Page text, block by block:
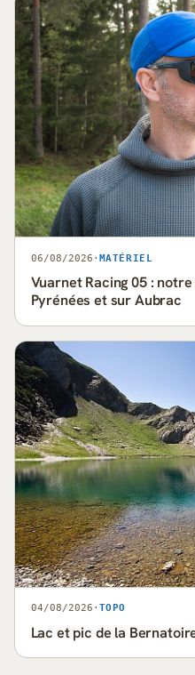
06/08/2026 · MATÉRIEL
Vuarnet Racing 05 :
Pyrénées et sur Aubrac
04/08/2026 · TOPO
Lac et pic de la